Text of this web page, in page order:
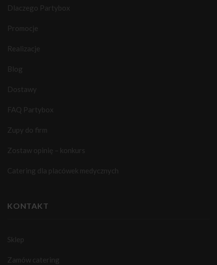
Dlaczego Partybox
Promocje
Realizacje
Blog
Dostawy
FAQ Partybox
Zupy do firm
Zostaw opinię – konkurs
Catering dla placówek medycznych
KONTAKT
Sklep
Zamów catering